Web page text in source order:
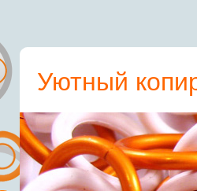
Уютный
пресс-релиз,